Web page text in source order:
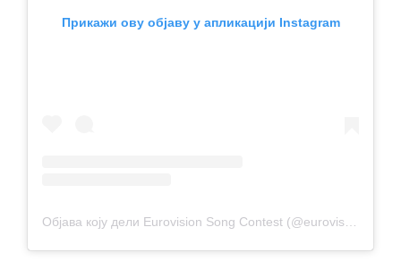
Прикажи ову објаву у апликацији Instagram